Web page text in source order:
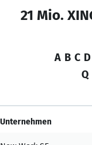
21 Mio.
A B C D
Q
Unternehmen